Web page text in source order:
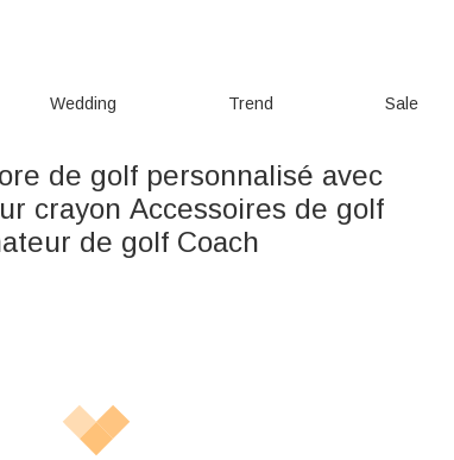
Wedding Trend Sale
de golf personnalisé avec
crayon Accessoires de golf
de golf Coach